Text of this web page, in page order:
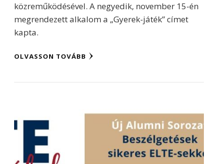
közreműködésével. A negyedik, november 15-én
megrendezett alkalom a „Gyerek-játék” címet
kapta.
OLVASSON TOVÁBB